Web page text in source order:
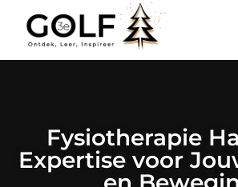
Fysiotherapie
Expertise voor